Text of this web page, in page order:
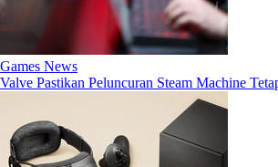
Games News
Valve Pastikan Peluncuran Steam Machine